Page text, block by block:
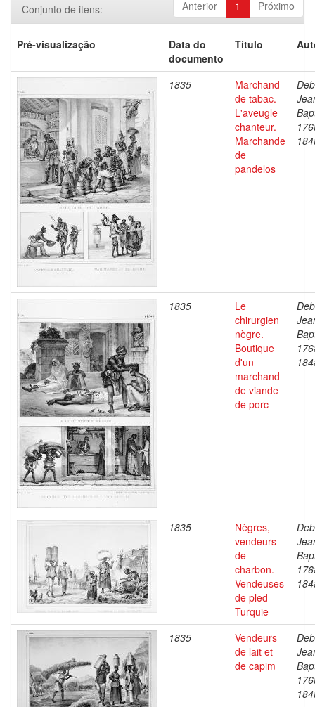
Anterior 1 Próximo
Conjunto de itens:
Pré-visualização
Data do
documento
Título
1835
Marchand
de tabac.
L'aveugle
chanteur.
Marchande
de
pandelos
1835
Le
chirurgien
nègre.
Boutique
d'un
marchand
de viande
de porc
1835
Nègres,
vendeurs
de
charbon.
Vendeuses
de pled
Turquie
1835
Vendeurs
de lait et
de capim